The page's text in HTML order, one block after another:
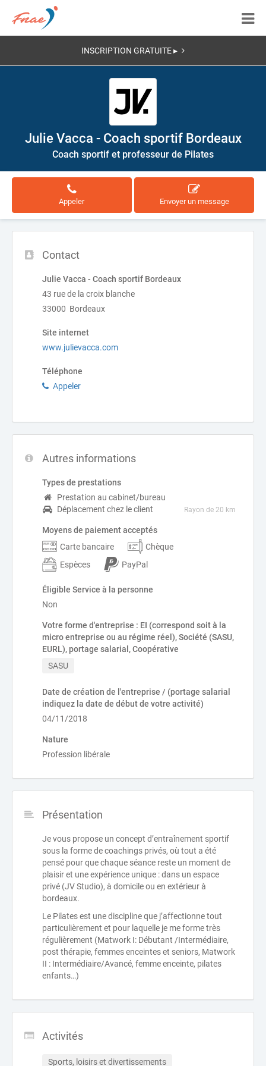
INSCRIPTION GRATUITE ▸
Julie Vacca - Coach sportif Bordeaux
Coach sportif et professeur de Pilates
Appeler Envoyer un message
Contact
Julie Vacca - Coach sportif Bordeaux
43 rue de la croix blanche
33000 Bordeaux
Site internet
www.julievacca.com
Téléphone
Appeler
Autres informations
Types de prestations
Prestation au cabinet/bureau
Déplacement chez le client
Rayon de 20 km
Moyens de paiement acceptés
Carte bancaire
Chèque
Espèces
PayPal
Éligible Service à la personne
Non
Votre forme d'entreprise : EI (correspond soit à la
micro entreprise ou au régime réel), Société (SASU,
EURL), portage salarial, Coopérative
SASU
Date de création de l'entreprise / (portage salarial
indiquez la date de début de votre activité)
04/11/2018
Nature
Profession libérale
Présentation
Je vous propose un concept d’entraînement sportif
sous la forme de coachings privés, où tout a été
pensé pour que chaque séance reste un moment de
plaisir et une expérience unique : dans un espace
privé (JV Studio), à domicile ou en extérieur à
bordeaux.
Le Pilates est une discipline que j’affectionne tout
particulièrement et pour laquelle je me forme très
régulièrement (Matwork I: Débutant /Intermédiaire,
post thérapie, femmes enceintes et seniors, Matwork
II : Intermédiaire/Avancé, femme enceinte, pilates
enfants…)
Activités
Sports, loisirs et divertissements